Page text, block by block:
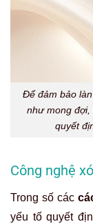
Để đảm bảo
như mong đợi,
quyết
Công nghệ
Trong số các
yếu tố quyết